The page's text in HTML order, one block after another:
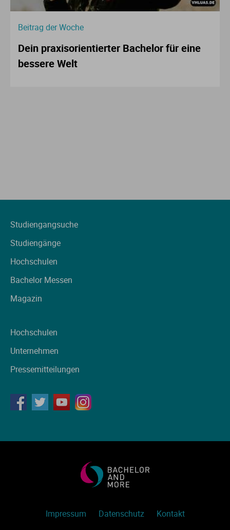
Beitrag der Woche
Dein praxisorientierter Bachelor für eine
bessere Welt
Studiengangsuche
Studiengänge
Hochschulen
Bachelor Messen
Magazin
Hochschulen
Unternehmen
Pressemitteilungen
Impressum Datenschutz Kontakt